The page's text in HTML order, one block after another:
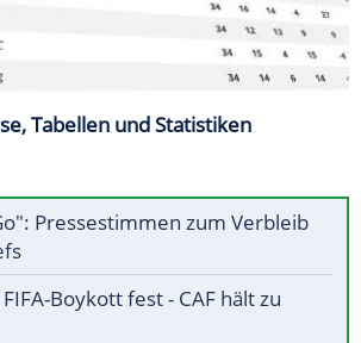
Tabellen und Statistiken
Pressestimmen zum Verbleib
Boykott fest - CAF hält zu